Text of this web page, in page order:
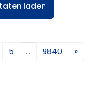
laden
5 … 9840 »